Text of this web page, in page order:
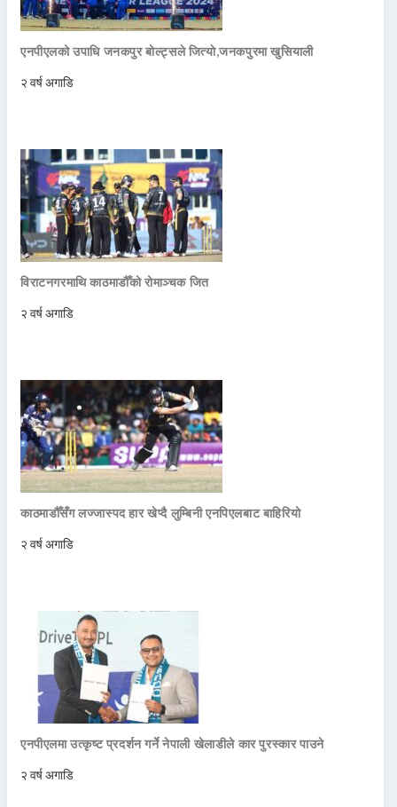
एनपीएलको उपाधि जनकपुर बोल्ट्सले जित्याे,जनकपुरमा खुसियाली
२ वर्ष अगाडि
विराटनगरमाथि काठमाडौँको रोमाञ्चक जित
२ वर्ष अगाडि
काठमाडौँसँग लज्जास्पद हार खेप्दै लुम्बिनी एनपिएलबाट बाहिरियो
२ वर्ष अगाडि
एनपीएलमा उत्कृष्ट प्रदर्शन गर्ने नेपाली खेलाडीले कार पुरस्कार पाउने
२ वर्ष अगाडि